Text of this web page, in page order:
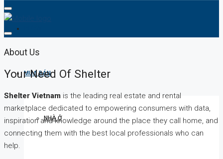
MUA BÁN
NHÀ Ở
About Us
Your Need Of Shelter
Shelter Vietnam is the leading real estate and rental
marketplace dedicated to empowering consumers with data,
inspiration and knowledge around the place they call home, and
connecting them with the best local professionals who can
help.